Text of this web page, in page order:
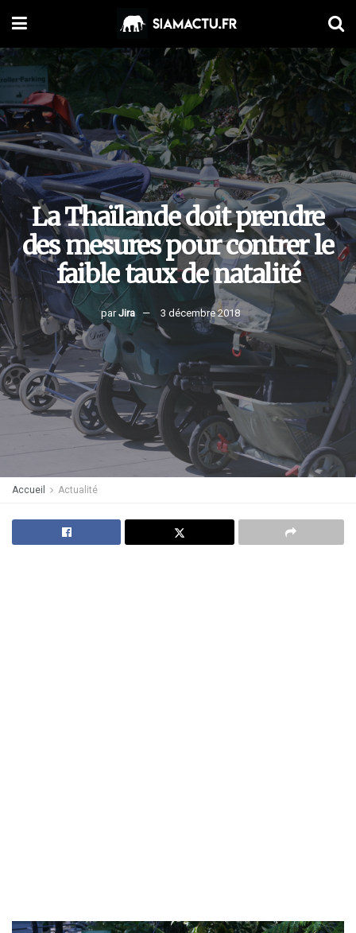
La Thaïlande doit prendre
des mesures pour contrer le
faible taux de natalité
par Jira 3 décembre 2018
Accueil Actualité